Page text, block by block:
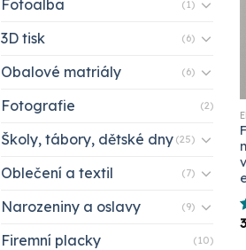
Fotoalba (1)
3D tisk (6)
Obalové matriály (6)
Fotografie (2)
Školy, tábory, dětské dny (25)
Oblečení a textil (7)
Narozeniny a oslavy (9)
Firemní placky (10)